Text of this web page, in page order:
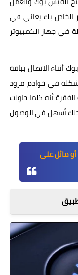
الخاص بك يعاني في
في جهاز الكمبيوتر
الاتصال بباقة
في خوادم مزود
أنه كلما حاولت
ذلك أسهل في الوصول
مائل على